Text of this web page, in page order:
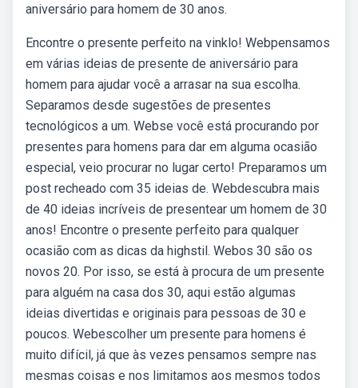
aniversário para homem de 30 anos.
Encontre o presente perfeito na vinklo! Webpensamos
em várias ideias de presente de aniversário para
homem para ajudar você a arrasar na sua escolha.
Separamos desde sugestões de presentes
tecnológicos a um. Webse você está procurando por
presentes para homens para dar em alguma ocasião
especial, veio procurar no lugar certo! Preparamos um
post recheado com 35 ideias de. Webdescubra mais
de 40 ideias incríveis de presentear um homem de 30
anos! Encontre o presente perfeito para qualquer
ocasião com as dicas da highstil. Webos 30 são os
novos 20. Por isso, se está à procura de um presente
para alguém na casa dos 30, aqui estão algumas
ideias divertidas e originais para pessoas de 30 e
poucos. Webescolher um presente para homens é
muito difícil, já que às vezes pensamos sempre nas
mesmas coisas e nos limitamos aos mesmos todos